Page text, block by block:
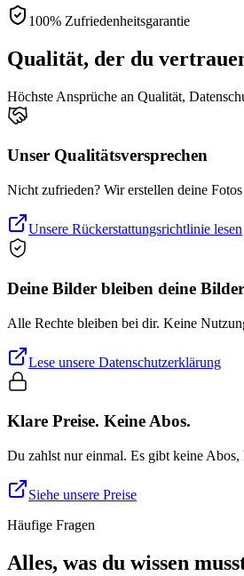
100% Zufriedenheitsgarantie
Qualität, der du
Höchste Ansprüche an Qualität,
Unser Qualitätsversprechen
Nicht zufrieden? Wir erstellen deine
Unsere Rückerstattungsrichtlinie lesen
Deine Bilder bleiben deine Bilder
Alle Rechte bleiben bei dir. Keine
Lese unsere Datenschutzerklärung
Klare Preise. Keine Abos.
Du zahlst nur einmal. Es gibt keine
Siehe unsere Preise
Häufige Fragen
Alles, was du wissen